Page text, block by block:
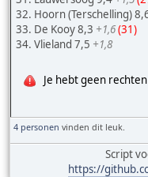
32. Hoorn (Terschelling)
33. De Kooy 8,3 +1,6(31)
34. Vlieland 7,5 +1,8
Je hebt geen
4 personen vinden dit leuk.
Script
https://